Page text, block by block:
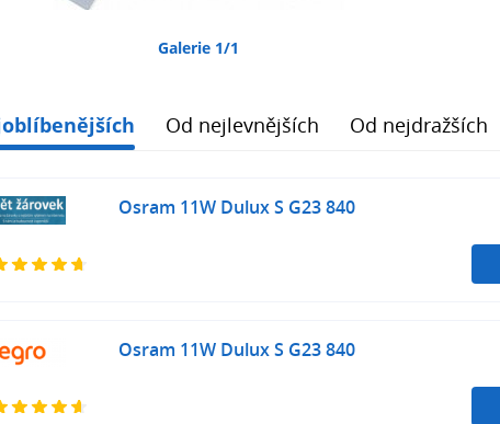
Galerie 1/1
Od nejlevnějších Od nejdražších
Osram 11W Dulux S G23 840
Osram 11W Dulux S G23 840